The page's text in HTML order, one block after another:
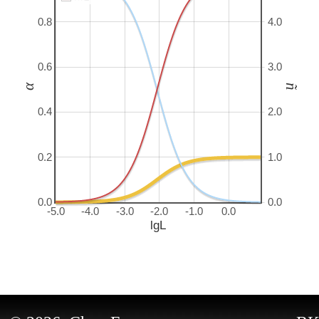
-5.0 -4.0 -3.0 -2.0 -1.0 0.0
0.0
0.2
0.4
0.6
0.8
0.0
1.0
2.0
3.0
4.0
lgL
α ñ